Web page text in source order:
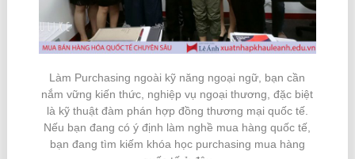
Làm Purchasing ngoài kỹ năng ngoại ngữ, bạn cần
nắm vững kiến thức, nghiệp vụ ngoại thương, đặc biệt
là kỹ thuật đàm phán hợp đồng thương mại quốc tế.
Nếu bạn đang có ý định làm nghề mua hàng quốc tế,
bạn đang tìm kiếm khóa học purchasing mua hàng